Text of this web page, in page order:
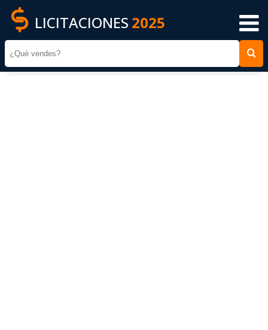
LICITACIONES 2025